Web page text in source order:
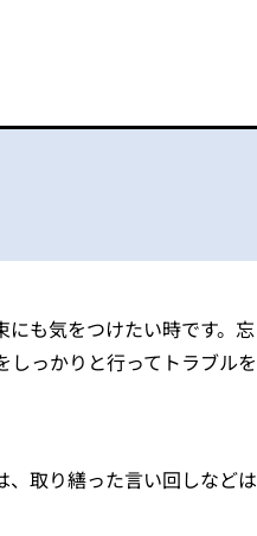
も気をつけたい時です。忘
っかりと行ってトラブルを
取り繕った言い回しなどは